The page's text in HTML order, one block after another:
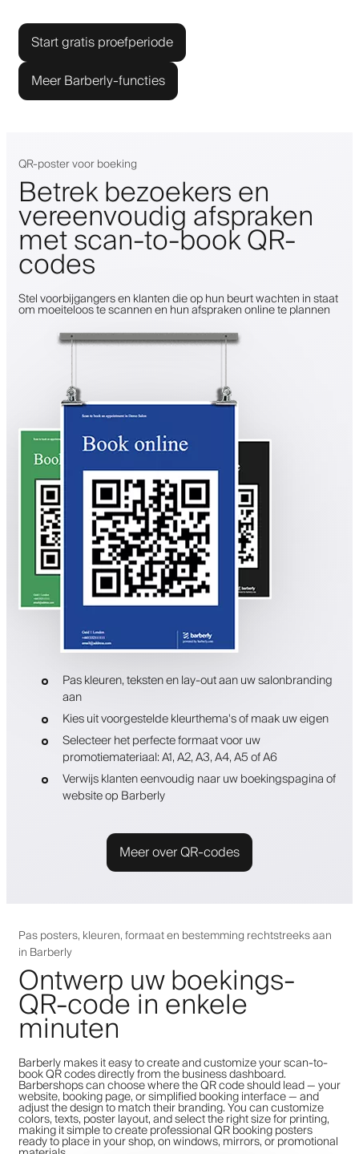
Start gratis proefperiode
Meer Barberly-functies
QR-poster voor boeking
Betrek bezoekers en
vereenvoudig afspraken
met scan-to-book QR-
codes
Stel voorbijgangers en klanten die op hun beurt wachten in staat
om moeiteloos te scannen en hun afspraken online te plannen
Pas kleuren, teksten en lay-out aan uw salonbranding
aan
Kies uit voorgestelde kleurthema's of maak uw eigen
Selecteer het perfecte formaat voor uw
promotiemateriaal: A1, A2, A3, A4, A5 of A6
Verwijs klanten eenvoudig naar uw boekingspagina of
website op Barberly
Meer over QR-codes
Pas posters, kleuren, formaat en bestemming rechtstreeks aan
in Barberly
Ontwerp uw boekings-
QR-code in enkele
minuten
Barberly makes it easy to create and customize your scan-to-
book QR codes directly from the business dashboard.
Barbershops can choose where the QR code should lead — your
website, booking page, or simplified booking interface — and
adjust the design to match their branding. You can customize
colors, texts, poster layout, and select the right size for printing,
making it simple to create professional QR booking posters
ready to place in your shop, on windows, mirrors, or promotional